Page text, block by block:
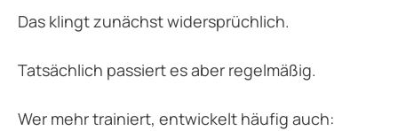
Das klingt zunächst widersprüchlich.
Tatsächlich passiert es aber regelmäßig.
Wer mehr trainiert, entwickelt häufig auch: